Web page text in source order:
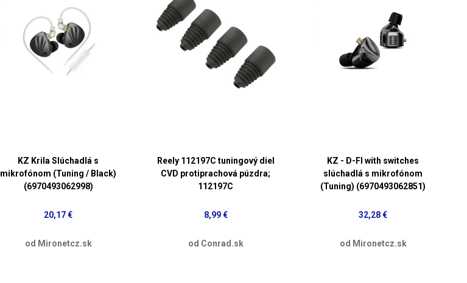
KZ Krila Slúchadlá s
mikrofónom (Tuning / Black)
(6970493062998)
20,17 €
od Mironetcz.sk
Reely 112197C tuningový diel
CVD protiprachová púzdra;
112197C
8,99 €
od Conrad.sk
KZ - D-FI with switches
slúchadlá s mikrofónom
(Tuning) (6970493062851)
32,28 €
od Mironetcz.sk